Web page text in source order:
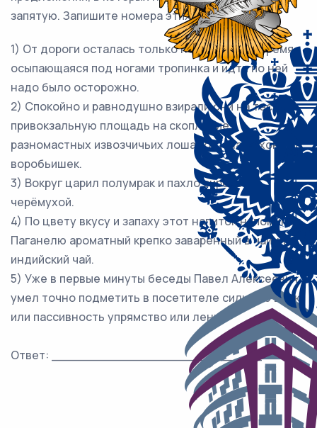
запятую. Запишите номера этих предложений.
1) От дороги осталась только неверная всё время
осыпающаяся под ногами тропинка и идти по ней
надо было осторожно.
2) Спокойно и равнодушно взирали они на тесную
привокзальную площадь на скопление
разномастных извозчичьих лошадок и на махоньких
воробьишек.
3) Вокруг царил полумрак и пахло сиренью и
черёмухой.
4) По цвету вкусу и запаху этот напиток напоминал
Паганелю ароматный крепко заваренный в чайнике
индийский чай.
5) Уже в первые минуты беседы Павел Алексеевич
умел точно подметить в посетителе сильную волю
или пассивность упрямство или лень.
Ответ: ___________________________.